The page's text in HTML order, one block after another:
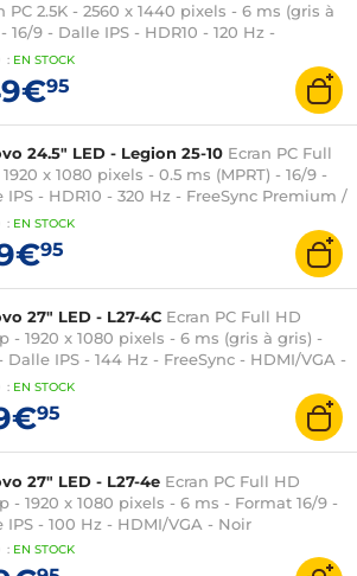
PC 2.5K - 2560 x 1440 pixels - 6 ms (gris à
16/9 - Dalle IPS - HDR10 - 120 Hz -
HDMI/USB-C - Ethernet - Pivot - Noir
: EN STOCK
95
24.5" LED - Legion 25-10 Ecran PC Full
x 1080 pixels - 0.5 ms (MPRT) - 16/9 -
IPS - HDR10 - 320 Hz - FreeSync Premium /
Compatible - HDMI/DisplayPort - Pivot -
: EN STOCK
95
27" LED - L27-4C Ecran PC Full HD
- 1920 x 1080 pixels - 6 ms (gris à gris) -
Dalle IPS - 144 Hz - FreeSync - HDMI/VGA -
parleurs - Blanc
: EN STOCK
95
27" LED - L27-4e Ecran PC Full HD
- 1920 x 1080 pixels - 6 ms - Format 16/9 -
IPS - 100 Hz - HDMI/VGA - Noir
: EN STOCK